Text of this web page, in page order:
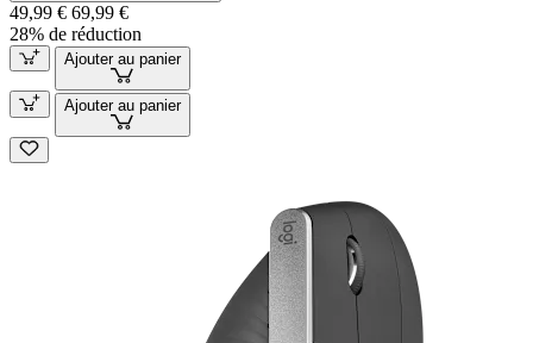
49,99 € 69,99 €
28% de réduction
Ajouter au panier
Ajouter au panier